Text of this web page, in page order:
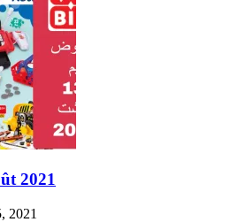
2021
2021